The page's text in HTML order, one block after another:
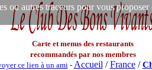
autres traceurs pour vous
Carte et menus des restaurants
recommandés par nos membres
ce lien à un ami- Accueil /France/